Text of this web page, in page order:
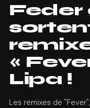
Feder
«
Lipa !
Les remixes de